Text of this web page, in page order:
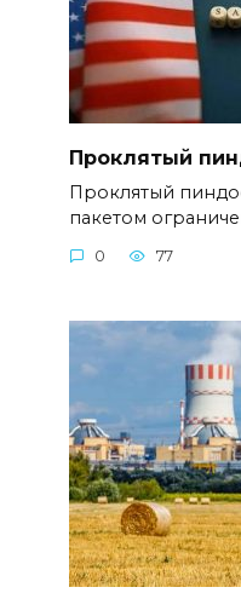
Проклятый
Проклятый
пакетом
0 77